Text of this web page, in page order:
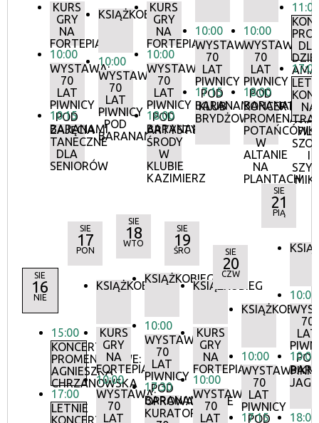
KURS
GRY
NA
FORTEPIANIE
10:00
WYSTAWA:
70
LAT
PIWNICY
POD
BARANAMI
10:15
ZAJĘCIA
TANECZNE
DLA
SENIORÓW
KSIĄŻKOBIEG
10:00
WYSTAWA:
70
LAT
PIWNICY
POD
BARANAMI
KURS
GRY
NA
FORTEPIANIE
10:00
WYSTAWA:
70
LAT
PIWNICY
POD
BARANAMI
18:00
ARTYSTYCZNE
ŚRODY
W
KLUBIE
KAZIMIERZ
10:00
WYSTAWA:
70
LAT
PIWNICY
POD
BARANAMI
17:15
KLUB
BRYDŻOWY
10:00
WYSTAWA:
70
LAT
PIWNICY
POD
BARANAMI
18:00
KONCERTY
W
ALTANIE
NA
PLANTACH
11:00
DLA
17:00
NA
I
SIE
16
NIE
15:00
KONCERTY
PROMENADOWE:
AGNIESZKA
CHRZANOWSKA
17:00
LETNIE
KONCERTY
SIE
17
PON
KSIĄŻKOBIEG
KURS
GRY
NA
FORTEPIANIE
10:00
WYSTAWA:
70
LAT
SIE
18
WTO
KSIĄŻKOBIEG
10:00
WYSTAWA:
70
LAT
PIWNICY
POD
BARANAMI
17:30
OPROWADZANIE
KURATORSKIE:
SIE
19
ŚRO
KSIĄŻKOBIEG
KURS
GRY
NA
FORTEPIANIE
10:00
WYSTAWA:
70
LAT
SIE
20
CZW
KSIĄŻKOBIEG
10:00
WYSTAWA:
70
LAT
PIWNICY
POD
17:15
SIE
21
PIĄ
10:00
70
LAT
POD
10:00
18:00